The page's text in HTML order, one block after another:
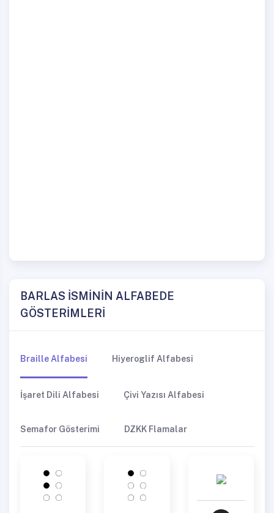
BARLAS İSMİNİN ALFABEDE
GÖSTERİMLERİ
Braille Alfabesi Hiyeroglif Alfabesi
İşaret Dili Alfabesi Çivi Yazısı Alfabesi
Semafor Gösterimi DZKK Flamalar